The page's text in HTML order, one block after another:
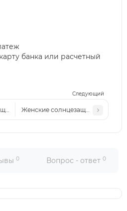
Следующий
очки Cart 239 c3
Женские солнцезащитные очки
банка или расчетный
0 Вопрос - ответ 0